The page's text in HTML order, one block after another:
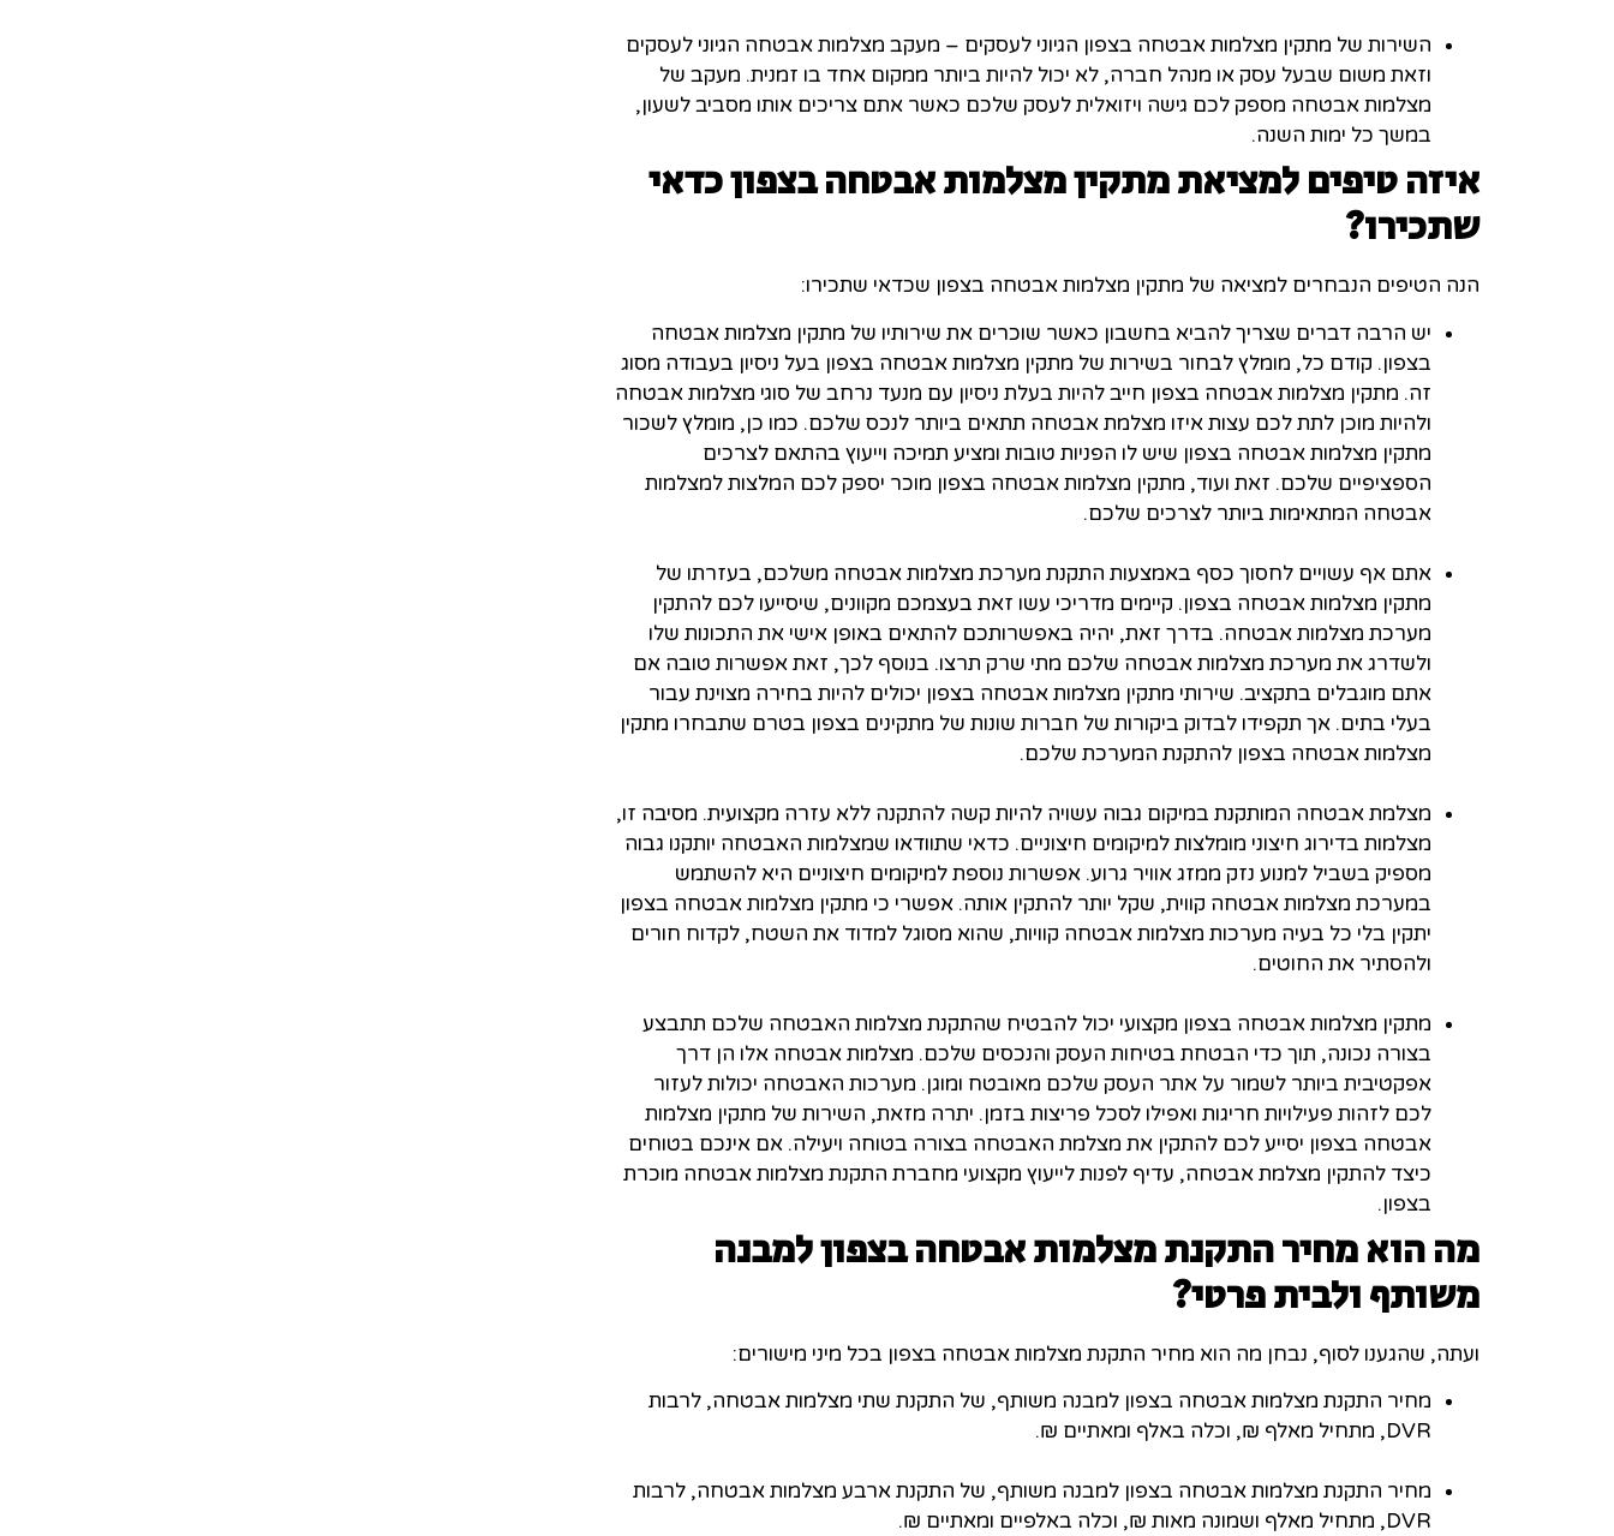
השירות של מתקין מצלמות אבטחה בצפון הגיוני לעסקים – מעקב מצלמות אבטחה הגיוני לעסקים
וזאת משום שבעל עסק או מנהל חברה, לא יכול להיות ביותר ממקום אחד בו זמנית. מעקב של
מצלמות אבטחה מספק לכם גישה ויזואלית לעסק שלכם כאשר אתם צריכים אותו מסביב לשעון,
במשך כל ימות השנה.
איזה טיפים למציאת מתקין מצלמות אבטחה בצפון כדאי
שתכירו?
הנה הטיפים הנבחרים למציאה של מתקין מצלמות אבטחה בצפון שכדאי שתכירו:
יש הרבה דברים שצריך להביא בחשבון כאשר שוכרים את שירותיו של מתקין מצלמות אבטחה
בצפון. קודם כל, מומלץ לבחור בשירות של מתקין מצלמות אבטחה בצפון בעל ניסיון בעבודה מסוג
זה. מתקין מצלמות אבטחה בצפון חייב להיות בעלת ניסיון עם מנעד נרחב של סוגי מצלמות אבטחה
ולהיות מוכן לתת לכם עצות איזו מצלמת אבטחה תתאים ביותר לנכס שלכם. כמו כן, מומלץ לשכור
מתקין מצלמות אבטחה בצפון שיש לו הפניות טובות ומציע תמיכה וייעוץ בהתאם לצרכים
הספציפיים שלכם. זאת ועוד, מתקין מצלמות אבטחה בצפון מוכר יספק לכם המלצות למצלמות
אבטחה המתאימות ביותר לצרכים שלכם.
אתם אף עשויים לחסוך כסף באמצעות התקנת מערכת מצלמות אבטחה משלכם, בעזרתו של
מתקין מצלמות אבטחה בצפון. קיימים מדריכי עשו זאת בעצמכם מקוונים, שיסייעו לכם להתקין
מערכת מצלמות אבטחה. בדרך זאת, יהיה באפשרותכם להתאים באופן אישי את התכונות שלו
ולשדרג את מערכת מצלמות אבטחה שלכם מתי שרק תרצו. בנוסף לכך, זאת אפשרות טובה אם
אתם מוגבלים בתקציב. שירותי מתקין מצלמות אבטחה בצפון יכולים להיות בחירה מצוינת עבור
בעלי בתים. אך תקפידו לבדוק ביקורות של חברות שונות של מתקינים בצפון בטרם שתבחרו מתקין
מצלמות אבטחה בצפון להתקנת המערכת שלכם.
מצלמת אבטחה המותקנת במיקום גבוה עשויה להיות קשה להתקנה ללא עזרה מקצועית. מסיבה זו,
מצלמות בדירוג חיצוני מומלצות למיקומים חיצוניים. כדאי שתוודאו שמצלמות האבטחה יותקנו גבוה
מספיק בשביל למנוע נזק ממזג אוויר גרוע. אפשרות נוספת למיקומים חיצוניים היא להשתמש
במערכת מצלמות אבטחה קווית, שקל יותר להתקין אותה. אפשרי כי מתקין מצלמות אבטחה בצפון
יתקין בלי כל בעיה מערכות מצלמות אבטחה קוויות, שהוא מסוגל למדוד את השטח, לקדוח חורים
ולהסתיר את החוטים.
מתקין מצלמות אבטחה בצפון מקצועי יכול להבטיח שהתקנת מצלמות האבטחה שלכם תתבצע
בצורה נכונה, תוך כדי הבטחת בטיחות העסק והנכסים שלכם. מצלמות אבטחה אלו הן דרך
אפקטיבית ביותר לשמור על אתר העסק שלכם מאובטח ומוגן. מערכות האבטחה יכולות לעזור
לכם לזהות פעילויות חריגות ואפילו לסכל פריצות בזמן. יתרה מזאת, השירות של מתקין מצלמות
אבטחה בצפון יסייע לכם להתקין את מצלמת האבטחה בצורה בטוחה ויעילה. אם אינכם בטוחים
כיצד להתקין מצלמת אבטחה, עדיף לפנות לייעוץ מקצועי מחברת התקנת מצלמות אבטחה מוכרת
בצפון.
מה הוא מחיר התקנת מצלמות אבטחה בצפון למבנה
משותף ולבית פרטי?
ועתה, שהגענו לסוף, נבחן מה הוא מחיר התקנת מצלמות אבטחה בצפון בכל מיני מישורים:
מחיר התקנת מצלמות אבטחה בצפון למבנה משותף, של התקנת שתי מצלמות אבטחה, לרבות
DVR, מתחיל מאלף ₪, וכלה באלף ומאתיים ₪.
מחיר התקנת מצלמות אבטחה בצפון למבנה משותף, של התקנת ארבע מצלמות אבטחה, לרבות
DVR, מתחיל מאלף ושמונה מאות ₪, וכלה באלפיים ומאתיים ₪.